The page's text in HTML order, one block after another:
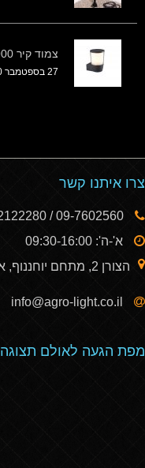
צמוד קיר 522900
27 בספטמבר 2020
צרו איתנו קשר
א'-ה': 09:30-16:00
הצורן 2, מתחם יוחננוף, אזוה''ת פולג, נתניה
מפת הגעה לאולם תצוגה